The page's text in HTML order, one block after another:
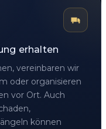
erhalten
vereinbaren wir
oder organisieren
vor Ort. Auch
können